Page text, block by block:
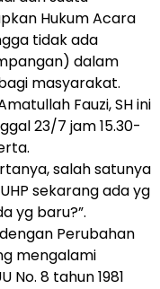
Hukum Acara
tidak ada
dalam
masyarakat.
Fauzi, SH ini
23/7 jam 15.30-
salah satunya
sekarang ada yg
yg baru?”.
Perubahan
mengalami
8 tahun 1981